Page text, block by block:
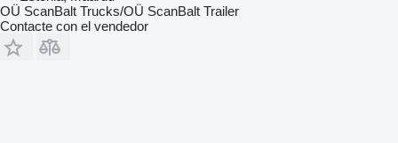
OÜ ScanBalt Trucks/OÜ ScanBalt Trailer
Contacte con el vendedor